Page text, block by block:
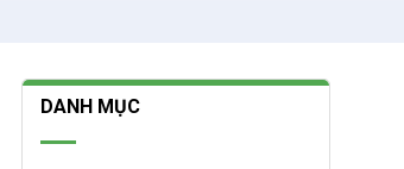
DANH MỤC